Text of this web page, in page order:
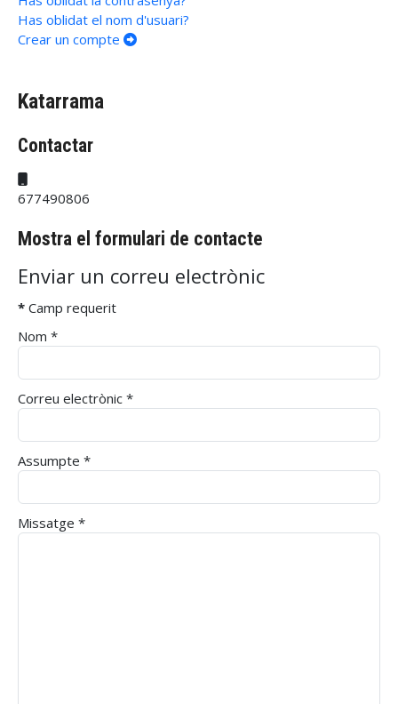
Has oblidat el nom d'usuari?
Crear un compte
Katarrama
Contactar
Mòbil:
677490806
Mostra el formulari de contacte
Enviar un correu electrònic
* Camp requerit
Nom *
Correu electrònic *
Assumpte *
Missatge *